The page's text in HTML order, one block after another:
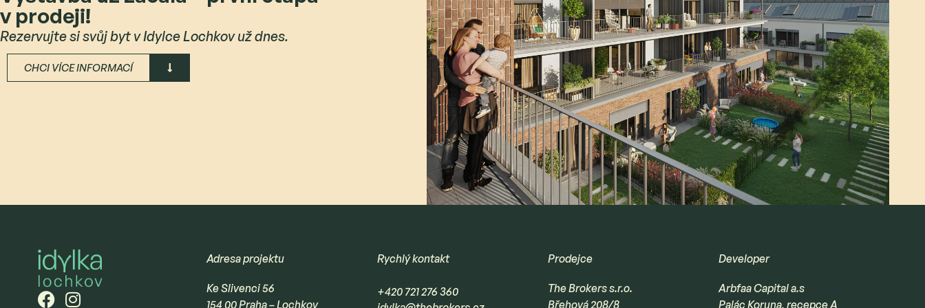
v prodeji!
Rezervujte si svůj byt v Idylce Lochkov už dnes.
CHCI VÍCE INFORMACÍ
Adresa projektu
Ke Slivenci 56
154 00 Praha – Lochkov
Rychlý kontakt
+420 721 276 360
Prodejce
The Brokers s.r.o.
Břehová 208/8
Developer
Arbfaa Capital a.s
Palác Koruna, recepce A